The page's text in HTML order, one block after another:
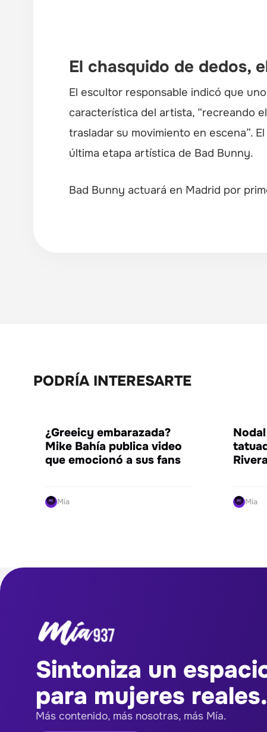
El chasquido de dedos,
El escultor responsable indicó que
característica del artista, “recreando
trasladar su movimiento en escena”.
última etapa artística de Bad Bunny.
Bad Bunny actuará en Madrid por
PODRÍA INTERESARTE
ENTRETENIMIENTO
¿Greeicy embarazada?
Mike Bahía publica video
que emocionó a sus fans
Mía Mía
Sintoniza un
para mujeres
Más contenido, más nosotras, más Mía.